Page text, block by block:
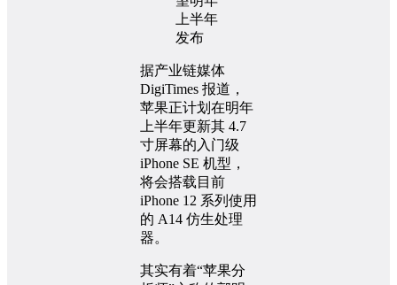
据产业链媒体
DigiTimes 报道，
苹果正计划在明年
上半年更新其 4.7
寸屏幕的入门级
iPhone SE 机型，
将会搭载目前
iPhone 12 系列使用
的 A14 仿生处理
器。
其实有着“苹果分